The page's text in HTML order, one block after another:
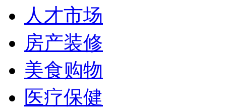
人才市场
房产装修
美食购物
医疗保健